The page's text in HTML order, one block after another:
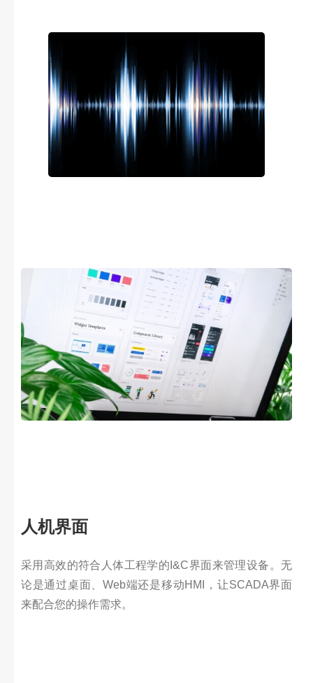
人机界面
采用高效的符合人体工程学的I&C界面来管理设备。无
论是通过桌面、Web端还是移动HMI，让SCADA界面
来配合您的操作需求。